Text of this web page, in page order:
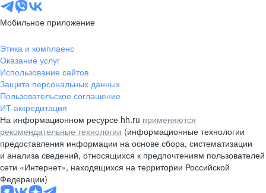
Мобильное приложение
Этика и комплаенс
Оказание услуг
Использование сайтов
Защита персональных данных
Пользовательское соглашение
ИТ аккредитация
На информационном ресурсе hh.ru применяются
рекомендательные технологии (информационные технологии
предоставления информации на основе сбора, систематизации
и анализа сведений, относящихся к предпочтениям пользователей
сети «Интернет», находящихся на территории Российской
Федерации)